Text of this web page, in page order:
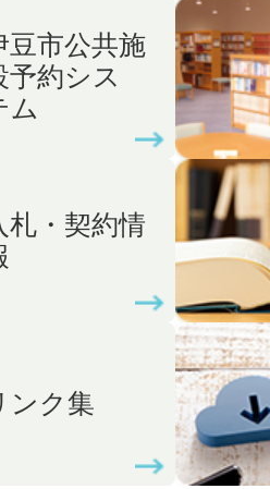
豆市公共施
予約シス
ム
札・契約情
ンク集